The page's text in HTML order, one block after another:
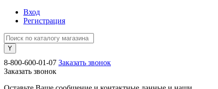
Вход
Регистрация
8-800-600-01-07 Заказать звонок
Заказать звонок